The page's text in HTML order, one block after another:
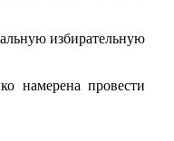
избирательную
намерена провести